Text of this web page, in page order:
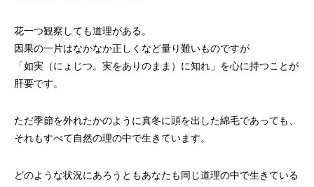
花一つ観察しても道理がある。
因果の一片はなかなか正しくなど量り難いものですが
「如実（にょじつ。実をありのまま）に知れ」を心に持つことが
肝要です。
ただ季節を外れたかのように真冬に頭を出した綿毛であっても、
それもすべて自然の理の中で生きています。
どのような状況にあろうともあなたも同じ道理の中で生きている